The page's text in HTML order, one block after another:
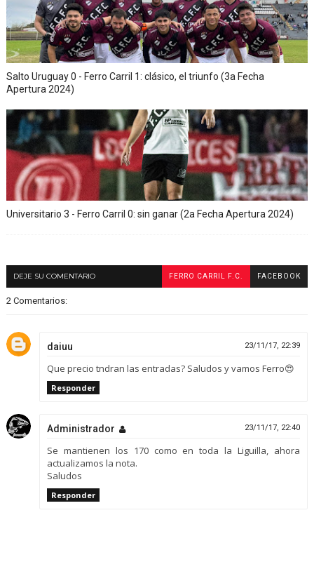
Salto Uruguay 0 - Ferro Carril 1: clásico, el triunfo (3a Fecha
Apertura 2024)
Universitario 3 - Ferro Carril 0: sin ganar (2a Fecha Apertura 2024)
DEJE SU COMENTARIO FERRO CARRIL F.C. FACEBOOK
2 Comentarios:
daiuu 23/11/17, 22:39
Que precio tndran las entradas? Saludos y vamos Ferro😍
Responder
Administrador 23/11/17, 22:40
Se mantienen los 170 como en toda la Liguilla, ahora
actualizamos la nota.
Saludos
Responder